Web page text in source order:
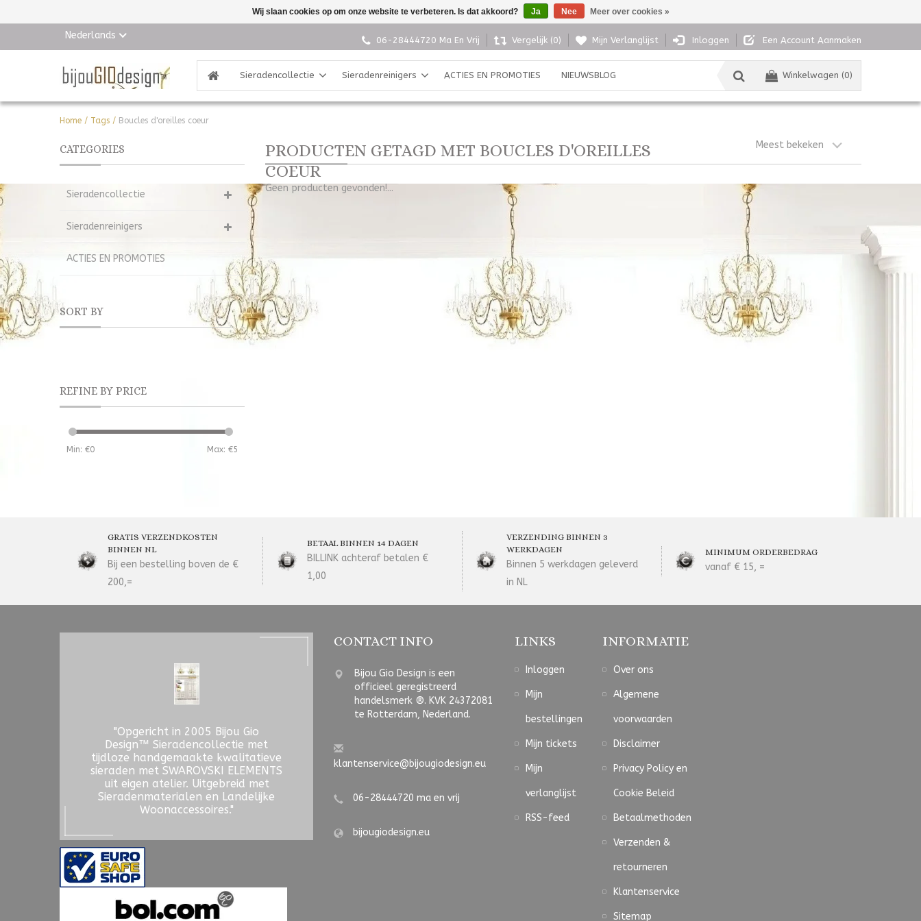
Nederlands 06-28444720 Ma En Vrij Vergelijk (0) Mijn Verlanglijst Inloggen Een Account Aanmaken
Winkelwagen (0)
Sieradencollectie Sieradenreinigers ACTIES EN PROMOTIES NIEUWSBLOG
Home / Tags / Boucles d'oreilles coeur
CATEGORIES
Sieradencollectie
Sieradenreinigers
ACTIES EN PROMOTIES
SORT BY
REFINE BY PRICE
Min: €0 Max: €5
PRODUCTEN GETAGD MET BOUCLES D'OREILLES
COEUR
Meest bekeken
Geen producten gevonden!...
GRATIS VERZENDKOSTEN
BINNEN NL
Bij een bestelling boven de €
200,=
BETAAL BINNEN 14 DAGEN
BILLINK achteraf betalen €
1,00
VERZENDING BINNEN 3
WERKDAGEN
Binnen 5 werkdagen geleverd
in NL
MINIMUM ORDERBEDRAG
vanaf € 15, =
"Opgericht in 2005 Bijou Gio
Design™ Sieradencollectie met
tijdloze handgemaakte kwalitatieve
sieraden met SWAROVSKI ELEMENTS
uit eigen atelier. Uitgebreid met
Sieradenmaterialen en Landelijke
Woonaccessoires."
CONTACT INFO
Bijou Gio Design is een
officieel geregistreerd
handelsmerk ®. KVK 24372081
te Rotterdam, Nederland.
klantenservice@bijougiodesign.eu
06-28444720 ma en vrij
bijougiodesign.eu
LINKS
Inloggen
Mijn
bestellingen
Mijn tickets
Mijn
verlanglijst
RSS-feed
INFORMATIE
Over ons
Algemene
voorwaarden
Disclaimer
Privacy Policy en
Cookie Beleid
Betaalmethoden
Verzenden &
retourneren
Klantenservice
Sitemap
Wij slaan cookies op om onze website te verbeteren. Is dat akkoord? Ja Nee Meer over cookies »